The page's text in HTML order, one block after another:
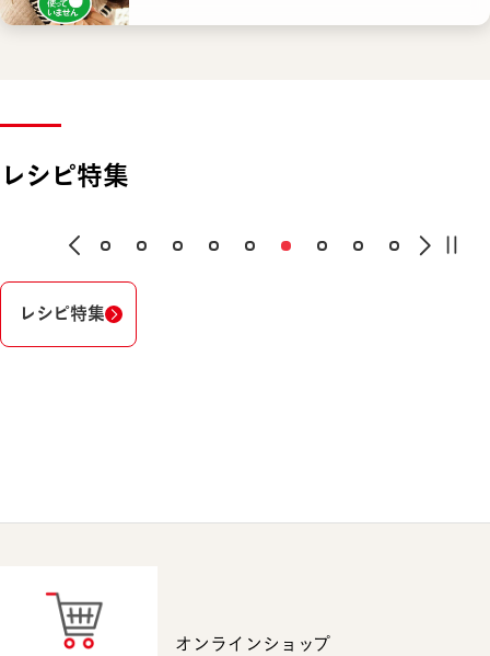
レシピ特集
レシピ特集
オンラインショップ